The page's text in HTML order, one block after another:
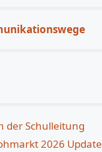
der Schulleitung
2026 Update